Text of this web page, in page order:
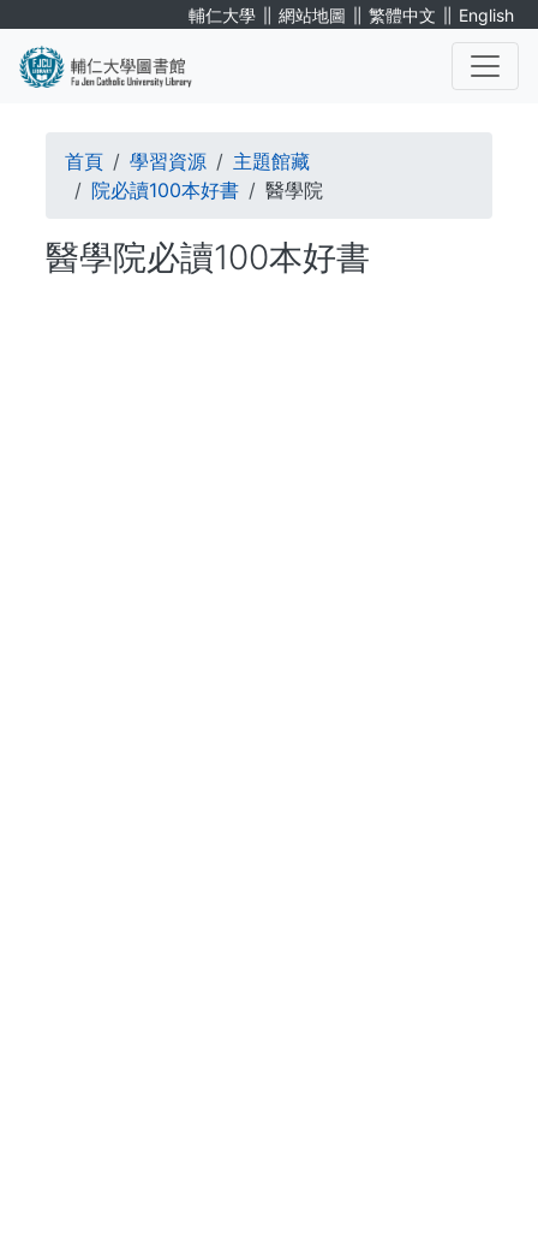
輔仁大學 ∥ 網站地圖 ∥ 繁體中文 ∥ English
導
航
連
首頁 學習資源
主題館藏
院必讀100本好書
醫學院
醫學院必讀100本好書